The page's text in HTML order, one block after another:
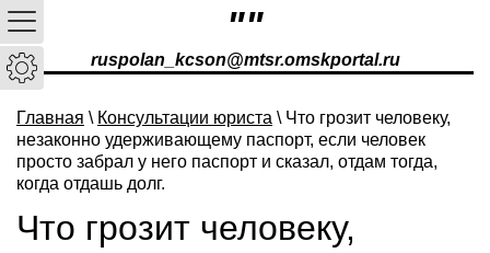
""
ruspolan_kcson@mtsr.omskportal.ru
Главная \ Консультации юриста \ Что грозит человеку,
незаконно удерживающему паспорт, если человек
просто забрал у него паспорт и сказал, отдам тогда,
когда отдашь долг.
Что грозит человеку,